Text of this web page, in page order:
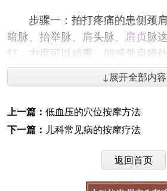
步骤一：拍打疼痛的患侧颈
暗脉、抬举脉、肩头脉、 肩贞脉
打，力度可以稍重，能感觉肩膀
微微发热最好。
↓展开全部内容
上一篇： 低血压的穴位按摩方法
下一篇： 儿科常见病的按摩疗法
返回首页